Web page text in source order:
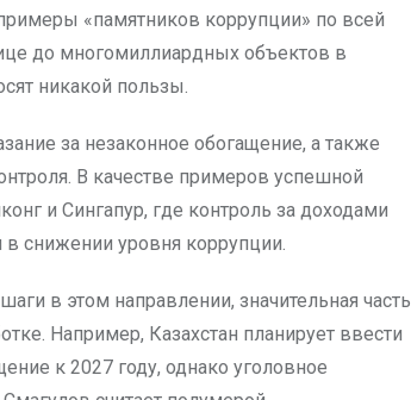
«памятников коррупции» по всей
до многомиллиардных объектов в
никакой пользы.
за незаконное обогащение, а также
В качестве примеров успешной
и Сингапур, где контроль за доходами
снижении уровня коррупции.
в этом направлении, значительная часть
Например, Казахстан планирует ввести
к 2027 году, однако уголовное